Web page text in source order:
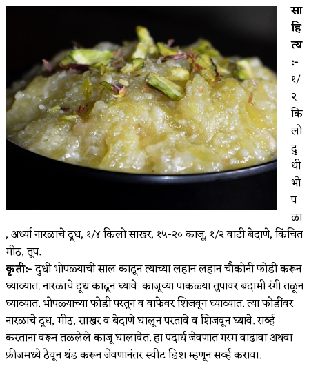
सा
हि
त्य
:-
१/
२
कि
लो
दु
धी
भो
प
ळा
, अर्ध्या नारळाचे दूध, १/४ किलो साखर, १५-२० काजू, १/२ वाटी बेदाणे, किंचित
मीठ, तूप.
कृती:-दुधी भोपळ्याची साल काढून त्याच्या लहान लहान चौकोनी फोडी करून
घ्याव्यात. नारळाचे दूध काढून घ्यावे. काजूच्या पाकळ्या तुपावर बदामी रंगी तळून
घ्याव्यात. भोपळ्याच्या फोडी परतून व वाफेवर शिजवून घ्याव्यात. त्या फोडींवर
नारळाचे दूध, मीठ, साखर व बेदाणे घालून परतावे व शिजवून घ्यावे. सर्व्ह
करताना वरून तळलेले काजू घालावेत. हा पदार्थ जेवणात गरम वाढावा अथवा
फ्रीजमध्ये ठेवून थंड करून जेवणानंतर स्वीट डिश म्हणून सर्व्ह करावा.